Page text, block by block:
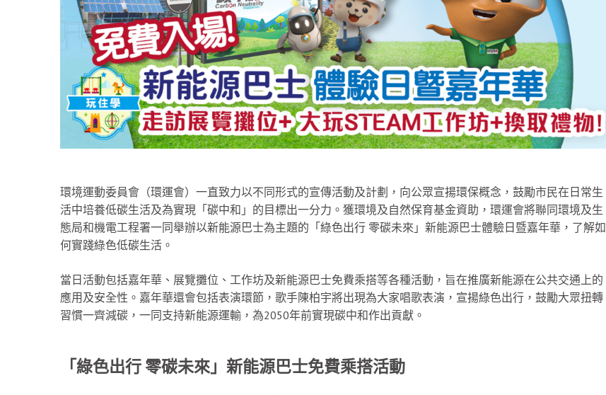
環境運動委員會（環運會）一直致力以不同形式的宣傳活動及計劃，向公眾宣揚環保概念，鼓勵市民在日常生
活中培養低碳生活及為實現「碳中和」的目標出一分力。獲環境及自然保育基金資助，環運會將聯同環境及生
態局和機電工程署一同舉辦以新能源巴士為主題的「綠色出行 零碳未來」新能源巴士體驗日暨嘉年華，了解如
何實踐綠色低碳生活。
當日活動包括嘉年華、展覽攤位、工作坊及新能源巴士免費乘搭等各種活動，旨在推廣新能源在公共交通上的
應用及安全性。嘉年華還會包括表演環節，歌手陳柏宇將出現為大家唱歌表演，宣揚綠色出行，鼓勵大眾扭轉
習慣一齊減碳，一同支持新能源運輸，為2050年前實現碳中和作出貢獻。
「綠色出行零碳未來」新能源巴士免費乘搭活動